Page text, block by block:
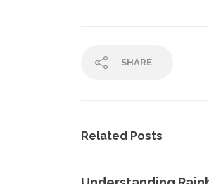
SHARE
Related Posts